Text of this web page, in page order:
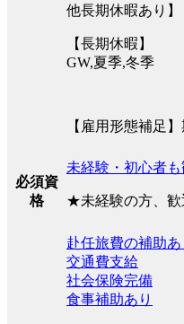
他長期休暇あり】
【長期休暇】
GW,夏季,冬季
【雇用形態補足
必須資
格
未経験・初心者も
★未経験の方、歓
赴任旅費の補助あ
交通費支給
社会保険完備
食事補助あり